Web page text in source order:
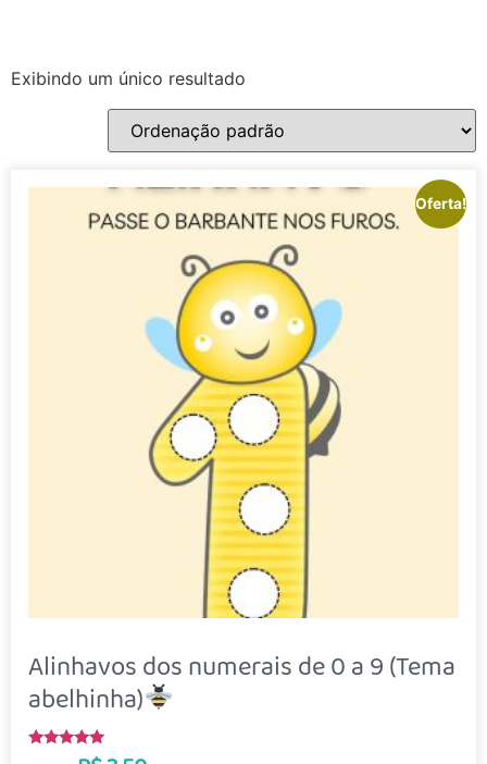
Exibindo um único resultado
Oferta!
Alinhavos dos numerais de 0 a 9 (Tema
abelhinha)
Avaliação